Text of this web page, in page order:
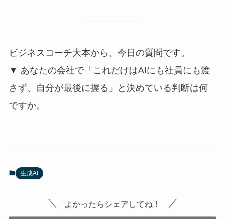
ビジネスコーチ大本から、今日の質問です。
▼ あなたの会社で「これだけはAIにも社員にも渡
さず、自分が最後に握る」と決めている判断は何
ですか。
生成AI
よかったらシェアしてね！